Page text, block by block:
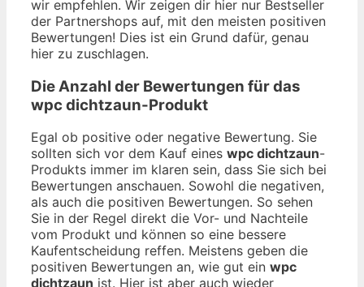
wir empfehlen. Wir zeigen dir hier nur Bestseller
der Partnershops auf, mit den meisten positiven
Bewertungen! Dies ist ein Grund dafür, genau
hier zu zuschlagen.
Die Anzahl der Bewertungen für das
wpc dichtzaun-Produkt
Egal ob positive oder negative Bewertung. Sie
sollten sich vor dem Kauf eines wpc dichtzaun-
Produkts immer im klaren sein, dass Sie sich bei
Bewertungen anschauen. Sowohl die negativen,
als auch die positiven Bewertungen. So sehen
Sie in der Regel direkt die Vor- und Nachteile
vom Produkt und können so eine bessere
Kaufentscheidung reffen. Meistens geben die
positiven Bewertungen an, wie gut ein wpc
dichtzaun ist. Hier ist aber auch wieder